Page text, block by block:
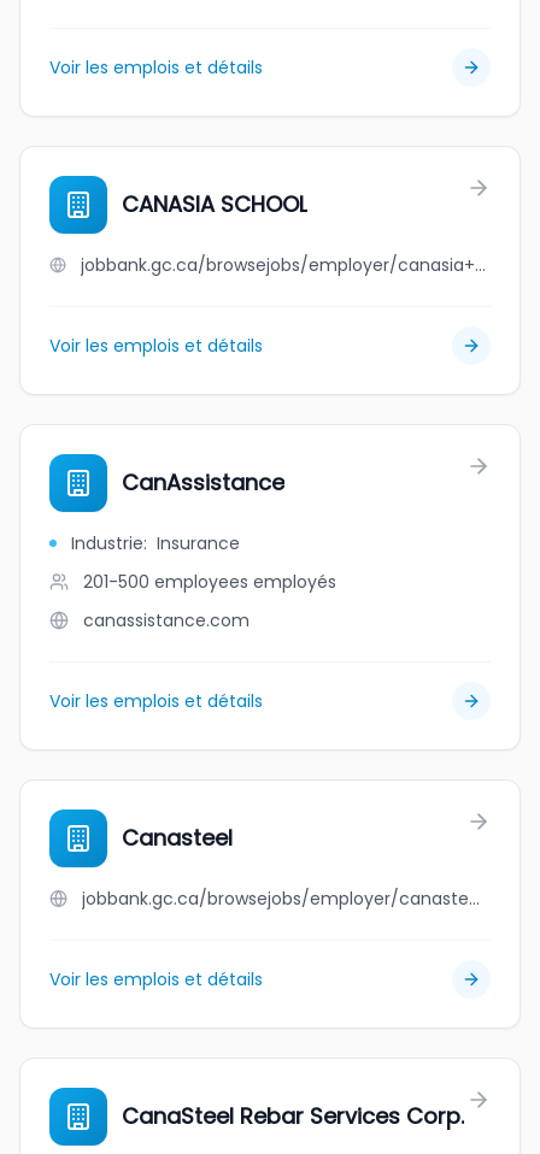
Voir les emplois et détails
CANASIA SCHOOL
jobbank.gc.ca/browsejobs/employer/canasia+school/ca
Voir les emplois et détails
CanAssistance
Industrie: Insurance
201-500 employees employés
canassistance.com
Voir les emplois et détails
Canasteel
jobbank.gc.ca/browsejobs/employer/canasteel/ca
Voir les emplois et détails
CanaSteel Rebar Services Corp.